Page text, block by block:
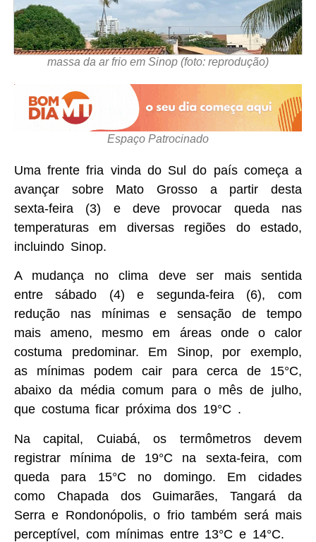
massa da ar frio em Sinop (foto: reprodução)
Espaço Patrocinado
Uma frente fria vinda do Sul do país começa a
avançar sobre Mato Grosso a partir desta
sexta-feira (3) e deve provocar queda nas
temperaturas em diversas regiões do estado,
incluindo Sinop.
A mudança no clima deve ser mais sentida
entre sábado (4) e segunda-feira (6), com
redução nas mínimas e sensação de tempo
mais ameno, mesmo em áreas onde o calor
costuma predominar. Em Sinop, por exemplo,
as mínimas podem cair para cerca de 15°C,
abaixo da média comum para o mês de julho,
que costuma ficar próxima dos 19°C .
Na capital, Cuiabá, os termômetros devem
registrar mínima de 19°C na sexta-feira, com
queda para 15°C no domingo. Em cidades
como Chapada dos Guimarães, Tangará da
Serra e Rondonópolis, o frio também será mais
perceptível, com mínimas entre 13°C e 14°C.